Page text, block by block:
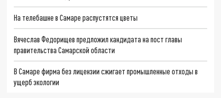
На телебашне в Самаре распустятся цветы
Вячеслав Федорищев предложил кандидата на пост главы
правительства Самарской области
В Самаре фирма без лицензии сжигает промышленные отходы в
ущерб экологии